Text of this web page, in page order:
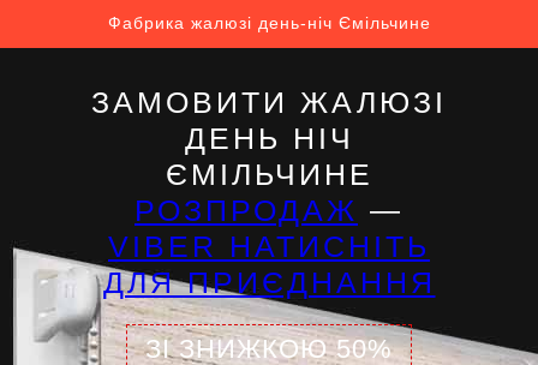
Фабрика жалюзі день-ніч Ємільчине
ЗАМОВИТИ ЖАЛЮЗІ
ДЕНЬ НІЧ
ЄМІЛЬЧИНЕ
РОЗПРОДАЖ —
VIBER НАТИСНІТЬ
ДЛЯ ПРИЄДНАННЯ
ЗІ ЗНИЖКОЮ 50%